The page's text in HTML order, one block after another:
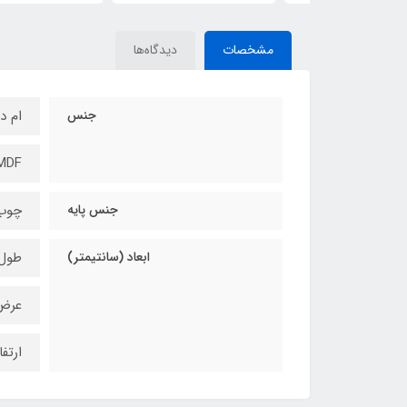
مشخصات دیدگاه‌ها
جنس ام
جنس پایه
ابعاد (سانتیمتر) طول